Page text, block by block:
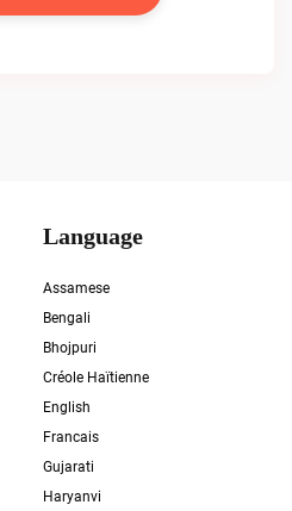
Language
Assamese
Bengali
Bhojpuri
Créole Haïtienne
English
Francais
Gujarati
Haryanvi